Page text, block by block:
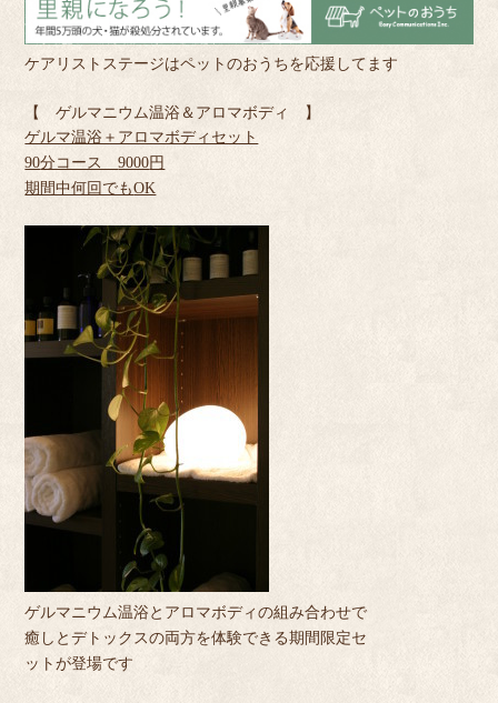
ケアリストステージはペットのおうちを応援してます
【 ゲルマニウム温浴＆アロマボディ 】
ゲルマ温浴＋アロマボディセット
90分コース9000円
期間中何回でもOK
ゲルマニウム温浴とアロマボディの組み合わせで
癒しとデトックスの両方を体験できる期間限定セ
ットが登場です